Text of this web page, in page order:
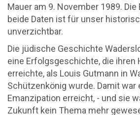
Mauer am 9. November 1989. Die
beide Daten ist für unser
unverzichtbar.
Die jüdische Geschichte
eine Erfolgsgeschichte, die ihren
erreichte, als Louis Gutmann in
Schützenkönig wurde. Damit war
Emanzipation erreicht, - und sie
Zukunft kein Thema mehr